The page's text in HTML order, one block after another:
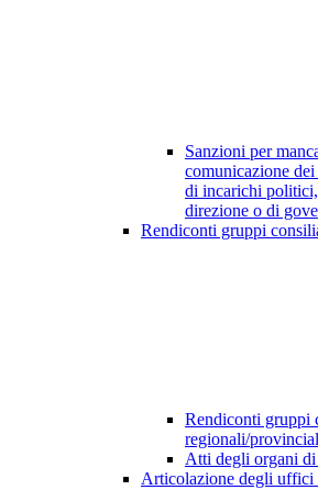
Sanzioni per
comunicazione
di incarichi
direzione o di
Rendiconti gruppi
Rendiconti gruppi
regionali/
Atti degli organi
Articolazione degli uffici